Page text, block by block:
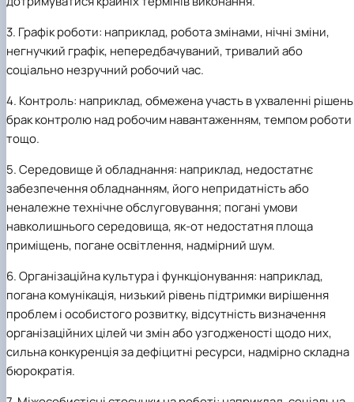
3. Графік роботи: наприклад, робота змінами, нічні зміни,
негнучкий графік, непередбачуваний, тривалий або
соціально незручний робочий час.
4. Контроль: наприклад, обмежена участь в ухваленні
брак контролю над робочим навантаженням, темпом роботи
тощо.
5.Середовище й обладнання: наприклад, недостатнє
забезпечення обладнанням, його непридатність або
неналежне технічне обслуговування; погані умови
навколишнього середовища, як-от недостатня площа
приміщень, погане освітлення, надмірний шум.
6.Організаційна культура і функціонування: наприклад,
погана комунікація, низький рівень підтримки вирішення
проблем і особистого розвитку, відсутність визначення
організаційних цілей чи змін або узгодженості щодо них,
сильна конкуренція за дефіцитні ресурси, надмірно складна
бюрократія.